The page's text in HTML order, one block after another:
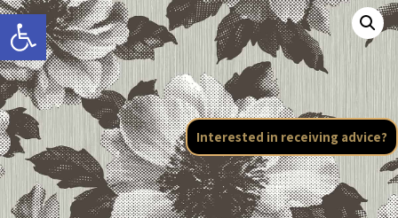
Open toolbar
Interested in receiving advice?